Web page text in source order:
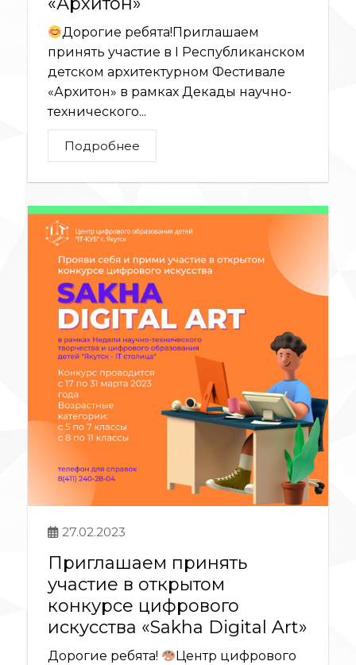
Дорогие ребята!Приглашаем
принять участие в I Республиканском
детском архитектурном Фестивале
«Архитон» в рамках Декады научно-
технического...
Подробнее
27.02.2023
Приглашаем принять
участие в открытом
конкурсе цифрового
искусства «Sakha Digital Art»
Дорогие ребята!
Центр цифрового